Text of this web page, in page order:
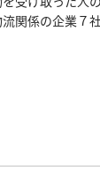
関係の企業７